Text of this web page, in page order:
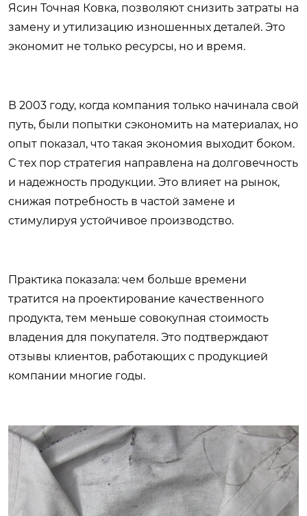
Ясин Точная Ковка, позволяют снизить затраты на
замену и утилизацию изношенных деталей. Это
экономит не только ресурсы, но и время.
В 2003 году, когда компания только начинала свой
путь, были попытки сэкономить на материалах, но
опыт показал, что такая экономия выходит боком.
С тех пор стратегия направлена на долговечность
и надежность продукции. Это влияет на рынок,
снижая потребность в частой замене и
стимулируя устойчивое производство.
Практика показала: чем больше времени
тратится на проектирование качественного
продукта, тем меньше совокупная стоимость
владения для покупателя. Это подтверждают
отзывы клиентов, работающих с продукцией
компании многие годы.